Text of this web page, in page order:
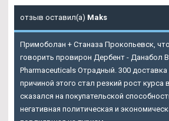
отзыв оставил(а) Maks
Примоболан + Станаза Прокопьевск,
говорить провирон Дербент - Данабол
Pharmaceuticals Отрадный. 300
причиной этого стал резкий рост
сказался на покупательской
негативная политическая и